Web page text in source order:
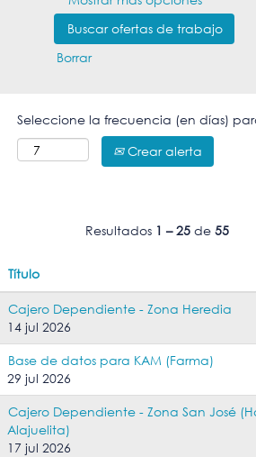
Borrar
Seleccione la frecuencia (en días)
Crear alerta
Resultados 1 – 25 de 55
Título
Cajero Dependiente - Zona Heredia
14 jul 2026
Base de datos para KAM (Farma)
29 jul 2026
Cajero Dependiente - Zona San José
Alajuelita)
17 jul 2026